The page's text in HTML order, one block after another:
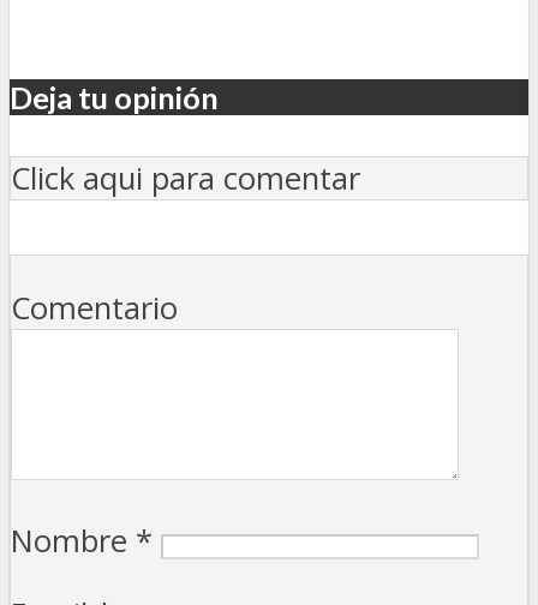
Deja tu opinión
Click aqui para comentar
Comentario
Nombre *